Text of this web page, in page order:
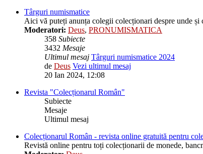
Târguri numismatice
Aici vă puteți anunța colegii colecționari despre unde și
Moderatori: Deus, PRONUMISMATICA
358 Subiecte
3432 Mesaje
Ultimul mesaj Târguri numismatice 2024
de Deus Vezi ultimul mesaj
20 Ian 2024, 12:08
Revista "Colecționarul Român"
Subiecte
Mesaje
Ultimul mesaj
Colecționarul Român - revista online gratuită pentru
Revistă online pentru toți colecționarii de monede,